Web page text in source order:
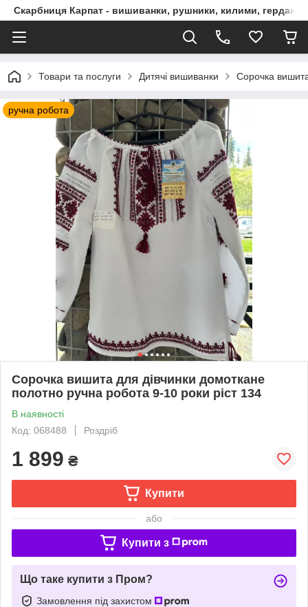
Скарбниця Карпат - вишиванки, рушники, килими, гердани,
Товари та послуги Дитячі вишиванки Сорочка
ручна робота
Сорочка вишита для дівчинки домоткане
полотно ручна робота 9-10 роки ріст 134
В наявності
Код: 068488
Роздріб
1 899 ₴
Купити
або
Купити з
Що таке купити з Пром?
Замовлення під захистом